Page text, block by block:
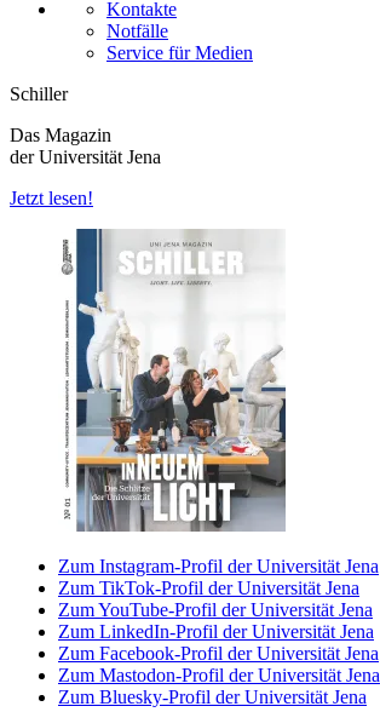
Kontakte
Notfälle
Service für Medien
Schiller
Das Magazin
der Universität Jena
Jetzt lesen!
Zum Instagram-Profil der Universität Jena
Zum TikTok-Profil der Universität Jena
Zum YouTube-Profil der Universität Jena
Zum LinkedIn-Profil der Universität Jena
Zum Facebook-Profil der Universität Jena
Zum Mastodon-Profil der Universität Jena
Zum Bluesky-Profil der Universität Jena